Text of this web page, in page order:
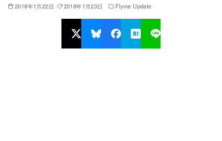
2018年1月22日 2018年1月23日 Flyme Update